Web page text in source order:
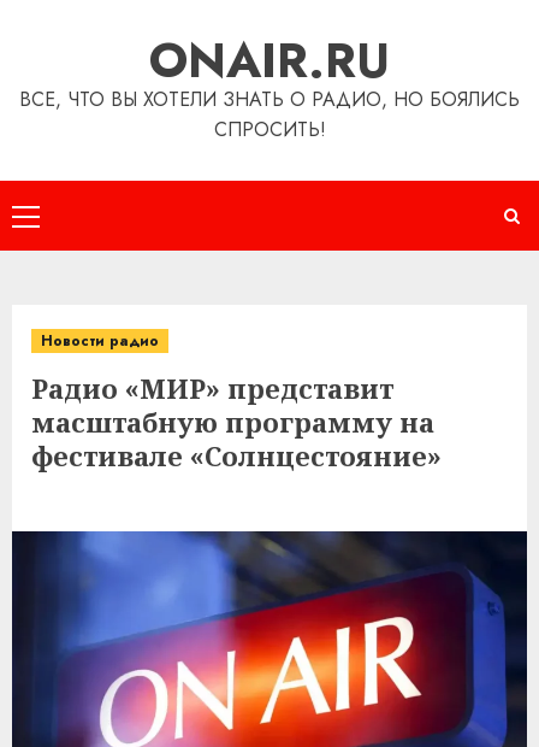
ONAIR.RU
ВСЕ, ЧТО ВЫ ХОТЕЛИ ЗНАТЬ О РАДИО, НО БОЯЛИСЬ
СПРОСИТЬ!
Основное
меню
Новости радио
Радио «МИР» представит
масштабную программу на
фестивале «Солнцестояние»